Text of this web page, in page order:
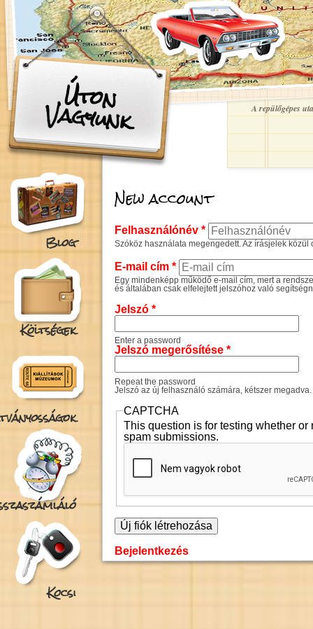
Ugrás a tartalomra
Úton
Vagyunk A repülőgépes
Blog
Költségek
Kocsi
New account
Felhasználónév *
Szóköz használata megengedett. Az írásjelek
E-mail cím *
Egy mindenképp működő e-mail cím, mert a
és általában csak elfelejtett jelszóhoz való
Jelszó *
Enter a password
Jelszó megerősítése *
Repeat the password
Jelszó az új felhasználó számára, kétszer megadva.
CAPTCHA
This question is for testing whether
spam submissions.
Bejelentkezés